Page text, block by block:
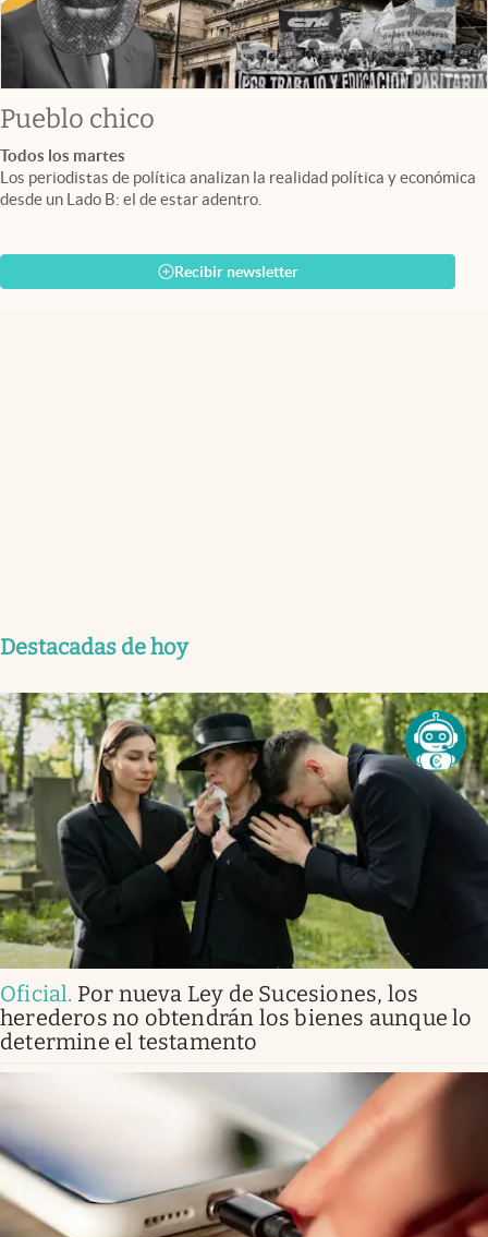
Pueblo chico
Todos los martes
Los periodistas de política analizan la realidad política y económica
desde un Lado B: el de estar adentro.
Recibir newsletter
Destacadas de hoy
Oficial. Por nueva Ley de Sucesiones, los
herederos no obtendrán los bienes aunque lo
determine el testamento